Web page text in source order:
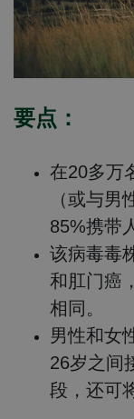
要点：
在20多万
（或与男
85%携带
该病毒毒
和肛门癌
相同。
男性和女
26岁之间
段，还可